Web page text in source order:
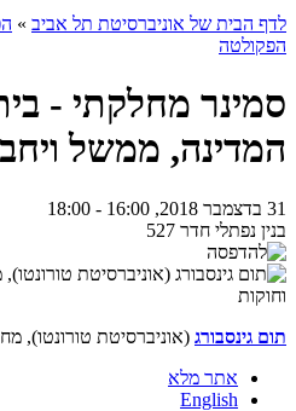
לדף הבית של אוניברסיטת תל אביב »
הפקולטה
סמינר מחלקתי -
המדינה, ממשל
31 בדצמבר 2018, 16:00 - 18:00
בנין נפתלי חדר 527
תום גינסבורג (אוניברסיטת טורונטו),
אתר מלא
English